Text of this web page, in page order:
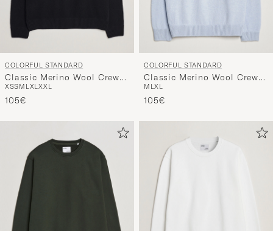
COLORFUL STANDARD
Classic Merino Wool Crew
Neck Deep Black
XSSM LXLXXL
105€
COLORFUL STANDARD
Classic Merino Wool Crew
Neck Polar Blue
M LXL
105€